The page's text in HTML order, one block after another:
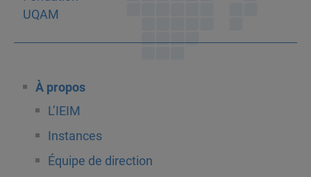
À propos
L’IEIM
Instances
Équipe de direction